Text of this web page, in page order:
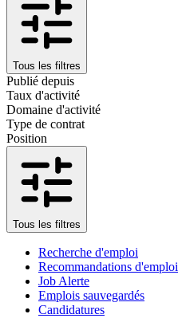
Tous les filtres
Publié depuis
Taux d'activité
Domaine d'activité
Type de contrat
Position
Tous les filtres
Recherche d'emploi
Recommandations d'emploi
Job Alerte
Emplois sauvegardés
Candidatures